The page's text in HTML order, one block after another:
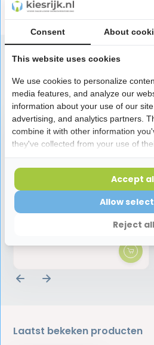
Reviews
Speciaal
Lactona Ragerhouder
Laatst bekeken producten
Consent About
This website uses cookies
We use cookies to personalize
media features, and analyze our
information about your use of our
advertising, and analytics partners.
combine it with other information
they've collected from your use of
Reject all
Allow
Accept